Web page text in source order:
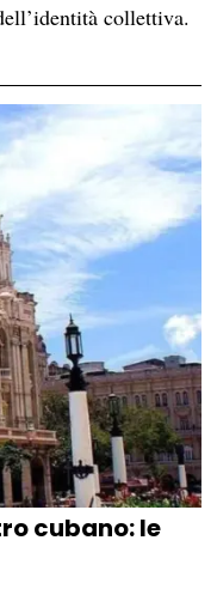
collettiva.
cubano: le